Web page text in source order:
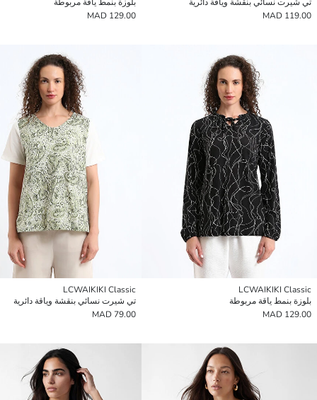
119.00 MAD
129.00 MAD
LCWAIKIKI Classic
بلوزة بنمط ياقة مربوطة
129.00 MAD
LCWAIKIKI Classic
تي شيرت نسائي بنقشة وياقة دائرية
79.00 MAD